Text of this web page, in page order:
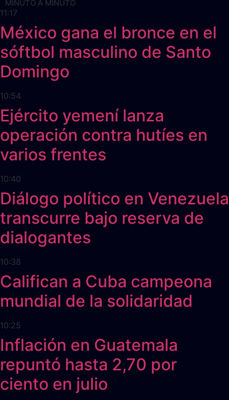
MINUTO A MINUTO
11:17
México gana el bronce en el
sóftbol masculino de Santo
Domingo
10:54
Ejército yemení lanza
operación contra hutíes en
varios frentes
10:40
Diálogo político en Venezuela
transcurre bajo reserva de
dialogantes
10:38
Califican a Cuba campeona
mundial de la solidaridad
10:25
Inflación en Guatemala
repuntó hasta 2,70 por
ciento en julio